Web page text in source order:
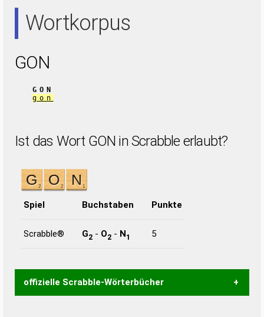
Wortkorpus
GON
GON
gon
Ist das Wort GON in Scrabble erlaubt?
Spiel Buchstaben Punkte
Scrabble® G2 - O2 - N1 5
offizielle Scrabble-Wörterbücher